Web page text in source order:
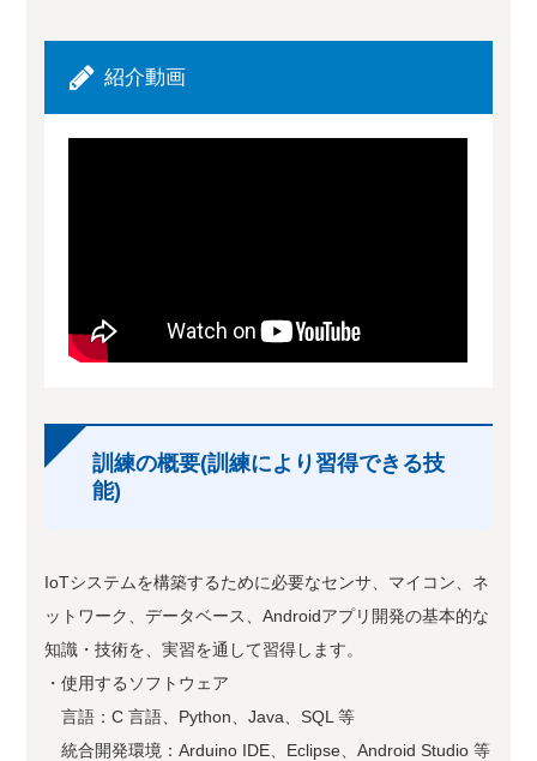
紹介動画
訓練の概要(訓練により習得できる技
能)
IoTシステムを構築するために必要なセンサ、マイコン、ネ
ットワーク、データベース、Androidアプリ開発の基本的な
知識・技術を、実習を通して習得します。
・使用するソフトウェア
言語：C 言語、Python、Java、SQL 等
統合開発環境：Arduino IDE、Eclipse、Android Studio 等